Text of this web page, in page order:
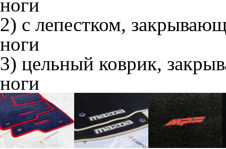
ноги
2) с лепестком,
ноги
3) цельный коврик,
ноги